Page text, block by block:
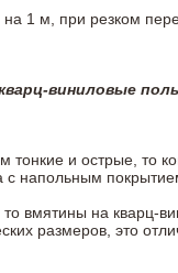
1 м, при резком
виниловые
и острые, то
с напольным
вмятины на кварц-
размеров, это